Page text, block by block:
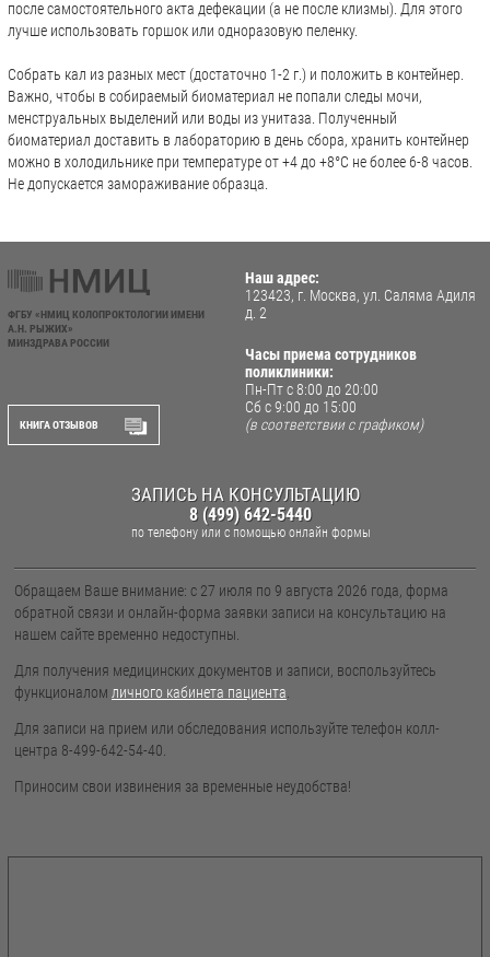
после самостоятельного акта дефекации (а не после клизмы). Для этого
лучше использовать горшок или одноразовую пеленку.
Собрать кал из разных мест (достаточно 1-2 г.) и положить в контейнер.
Важно, чтобы в собираемый биоматериал не попали следы мочи,
менструальных выделений или воды из унитаза. Полученный
биоматериал доставить в лабораторию в день сбора, хранить контейнер
можно в холодильнике при температуре от +4 до +8°С не более 6-8 часов.
Не допускается замораживание образца.
ФГБУ «НМИЦ КОЛОПРОКТОЛОГИИ ИМЕНИ
А.Н. РЫЖИХ»
МИНЗДРАВА РОССИИ
Наш адрес:
123423, г. Москва, ул. Саляма Адиля
д. 2
Часы приема сотрудников
поликлиники:
Пн-Пт с 8:00 до 20:00
Сб с 9:00 до 15:00
(в соответствии с графиком)
КНИГА ОТЗЫВОВ
ЗАПИСЬ НА КОНСУЛЬТАЦИЮ
8 (499) 642-5440
по телефонуили с помощью онлайн формы
Обращаем Ваше внимание: с 27 июля по 9 августа 2026 года, форма
обратной связи и онлайн-форма заявки записи на консультацию на
нашем сайте временно недоступны.
Для получения медицинских документов и записи, воспользуйтесь
функционалом личного кабинета пациента
Для записи на прием или обследования используйте телефон колл-
центра 8-499-642-54-40.
Приносим свои извинения за временные неудобства!